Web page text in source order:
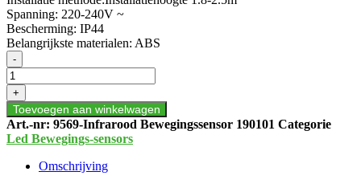
Spanning: 220-240V ~
Bescherming: IP44
Belangrijkste materialen: ABS
Infrarood
Bewegingssensor
Wandmontage
Wit
aantal
-
+
Toevoegen aan winkelwagen
Art.-nr: 9569-Infrarood Bewegingssensor 190101 Categorie
Led Bewegings-sensors
Omschrijving